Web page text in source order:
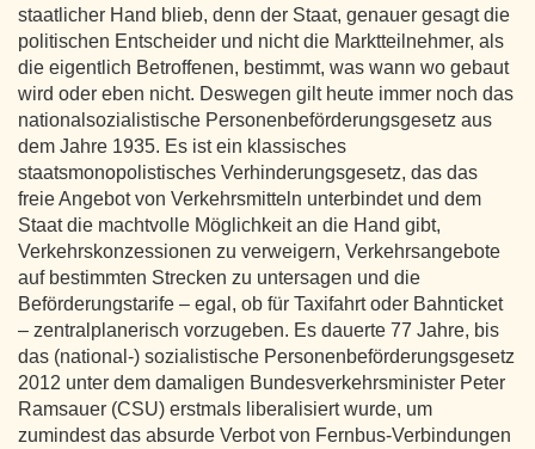
staatlicher Hand blieb, denn der Staat, genauer gesagt die
politischen Entscheider und nicht die Marktteilnehmer, als
die eigentlich Betroffenen, bestimmt, was wann wo gebaut
wird oder eben nicht. Deswegen gilt heute immer noch das
nationalsozialistische Personenbeförderungsgesetz aus
dem Jahre 1935. Es ist ein klassisches
staatsmonopolistisches Verhinderungsgesetz, das das
freie Angebot von Verkehrsmitteln unterbindet und dem
Staat die machtvolle Möglichkeit an die Hand gibt,
Verkehrskonzessionen zu verweigern, Verkehrsangebote
auf bestimmten Strecken zu untersagen und die
Beförderungstarife – egal, ob für Taxifahrt oder Bahnticket
– zentralplanerisch vorzugeben. Es dauerte 77 Jahre, bis
das (national-) sozialistische Personenbeförderungsgesetz
2012 unter dem damaligen Bundesverkehrsminister Peter
Ramsauer (CSU) erstmals liberalisiert wurde, um
zumindest das absurde Verbot von Fernbus-Verbindungen